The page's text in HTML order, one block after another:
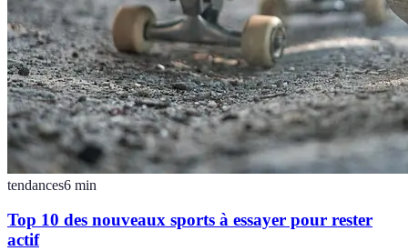
tendances6 min
Top 10 des nouveaux sports à essayer pour rester
actif